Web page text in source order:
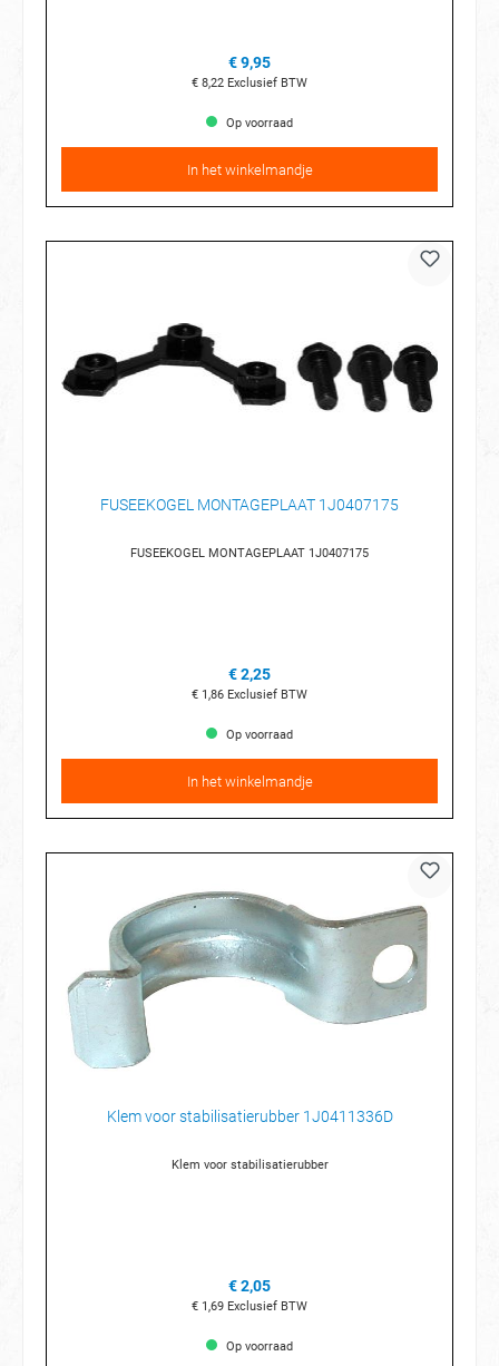
€ 9,95
€ 8,22 Exclusief BTW
Op voorraad
In het winkelmandje
FUSEEKOGEL MONTAGEPLAAT 1J0407175
FUSEEKOGEL MONTAGEPLAAT 1J0407175
€ 2,25
€ 1,86 Exclusief BTW
Op voorraad
In het winkelmandje
Klem voor stabilisatierubber 1J0411336D
Klem voor stabilisatierubber
€ 2,05
€ 1,69 Exclusief BTW
Op voorraad